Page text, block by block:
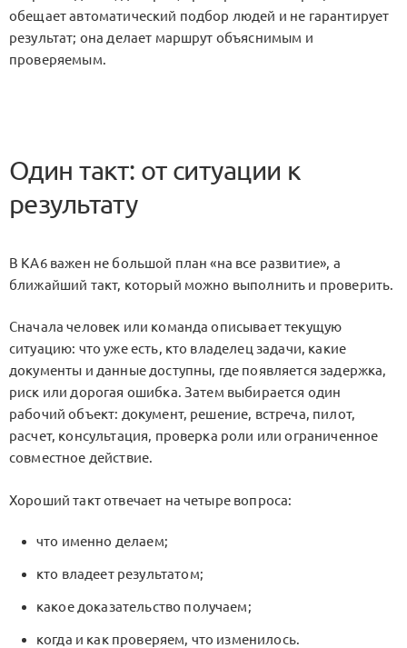
обещает автоматический подбор людей и не гарантирует
результат; она делает маршрут объяснимым и
проверяемым.
Один такт: от ситуации к
результату
В KA6 важен не большой план «на все развитие», а
ближайший такт, который можно выполнить и проверить.
Сначала человек или команда описывает текущую
ситуацию: что уже есть, кто владелец задачи, какие
документы и данные доступны, где появляется задержка,
риск или дорогая ошибка. Затем выбирается один
рабочий объект: документ, решение, встреча, пилот,
расчет, консультация, проверка роли или ограниченное
совместное действие.
Хороший такт отвечает на четыре вопроса:
что именно делаем;
кто владеет результатом;
какое доказательство получаем;
когда и как проверяем, что изменилось.